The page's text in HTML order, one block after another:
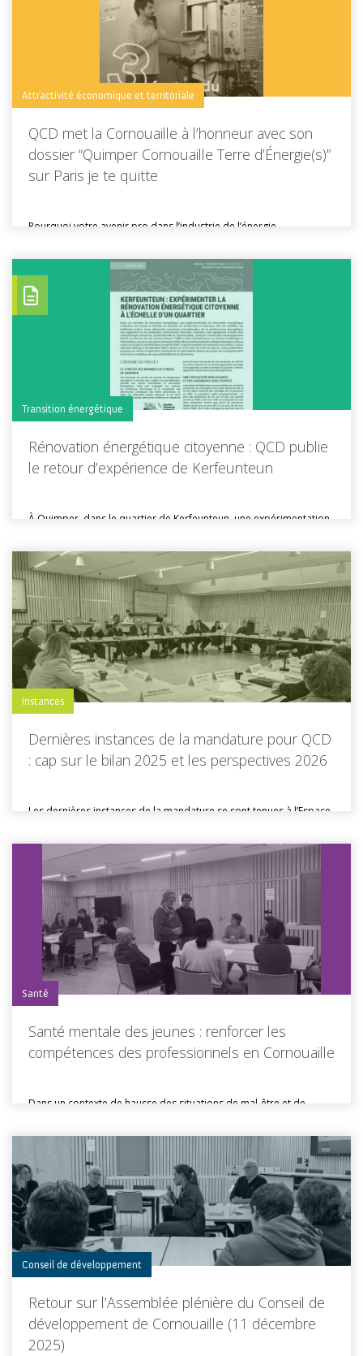
Toutes les actus de cette rubrique
Attractivité économique et territoriale
QCD met la Cornouaille à l’honneur avec son
dossier “Quimper Cornouaille Terre d’Énergie(s)”
sur Paris je te quitte
Pourquoi votre avenir pro dans l’industrie de l’énergie
Toutes les actus de cette rubrique
Transition énergétique
Rénovation énergétique citoyenne : QCD publie
le retour d’expérience de Kerfeunteun
À Quimper, dans le quartier de Kerfeunteun, une expérimentation
Toutes les actus de cette rubrique LIRE LA SUITE
Instances
Dernières instances de la mandature pour QCD
: cap sur le bilan 2025 et les perspectives 2026
Les dernières instances de la mandature se sont tenues à l’Espace
Toutes les actus de cette rubrique LIRE LA SUITE
Santé
Santé mentale des jeunes : renforcer les
compétences des professionnels en Cornouaille
Dans un contexte de hausse des situations de mal-être et de
Toutes les actus de cette rubrique LIRE LA SUITE
Conseil de développement
Retour sur l’Assemblée plénière du Conseil de
développement de Cornouaille (11 décembre
2025)